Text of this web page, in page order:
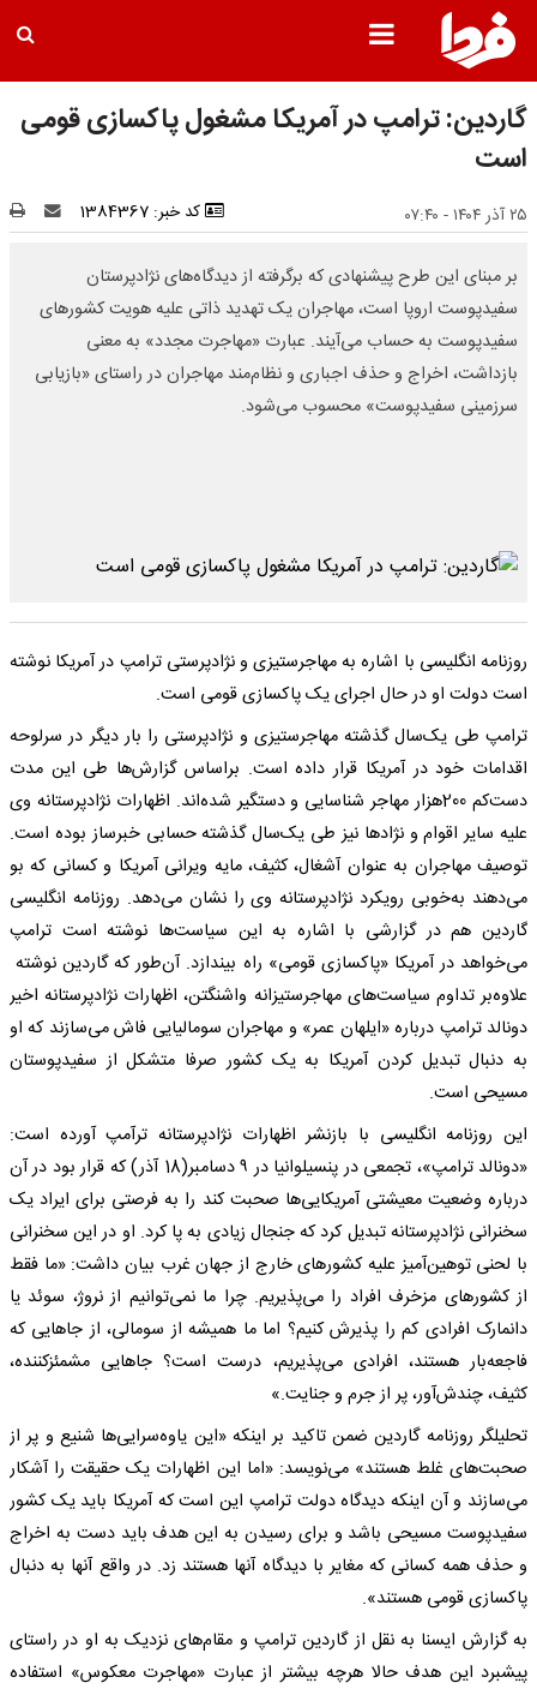
گاردین: ترامپ در آمریکا مشغول پاکسازی قومی
است
۲۵ آذر ۱۴۰۴ - ۰۷:۴۰ کد خبر: 1384367
بر مبنای این طرح پیشنهادی که برگرفته از دیدگاه‌های نژادپرستان
سفیدپوست اروپا است، مهاجران یک تهدید ذاتی علیه هویت کشورهای
سفیدپوست به حساب می‌آیند. عبارت «مهاجرت مجدد» به معنی
بازداشت، اخراج و حذف اجباری و نظام‌مند مهاجران در راستای «بازیابی
سرزمینی سفیدپوست» محسوب می‌شود.
روزنامه انگلیسی با اشاره به مهاجرستیزی و نژادپرستی ترامپ در آمریکا نوشته
است دولت او در حال اجرای یک پاکسازی قومی است.
ترامپ طی یک‌سال گذشته مهاجرستیزی و نژادپرستی را بار دیگر در سرلوحه
اقدامات خود در آمریکا قرار داده است. براساس گزارش‌ها طی این مدت
دست‌کم 200هزار مهاجر شناسایی و دستگیر شده‌اند. اظهارات نژادپرستانه وی
علیه سایر اقوام و نژادها نیز طی یک‌سال گذشته حسابی خبرساز بوده است.
توصیف مهاجران به عنوان آشغال، کثیف، مایه ویرانی آمریکا و کسانی که بو
می‌دهند به‌خوبی رویکرد نژادپرستانه وی را نشان می‌دهد. روزنامه انگلیسی
گاردین هم در گزارشی با اشاره به این سیاست‌ها نوشته است ترامپ
می‌خواهد در آمریکا «پاکسازی قومی» راه بیندازد. آن‌طور که گاردین نوشته
علاوه‌بر تداوم سیاست‌های مهاجرستیزانه واشنگتن، اظهارات نژادپرستانه اخیر
دونالد ترامپ درباره «ایلهان عمر» و مهاجران سومالیایی فاش می‌سازند که او
به دنبال تبدیل کردن آمریکا به یک کشور صرفا متشکل از سفیدپوستان
مسیحی است.
این روزنامه انگلیسی با بازنشر اظهارات نژادپرستانه ترآمپ آورده است:
«دونالد ترامپ»، تجمعی در پنسیلوانیا در ۹ دسامبر(18 آذر) که قرار بود در آن
درباره وضعیت معیشتی آمریکایی‌ها صحبت کند را به فرصتی برای ایراد یک
سخنرانی نژادپرستانه تبدیل کرد که جنجال زیادی به پا کرد. او در این سخنرانی
با لحنی توهین‌آمیز علیه کشورهای خارج از جهان غرب بیان داشت: «ما فقط
از کشورهای مزخرف افراد را می‌پذیریم. چرا ما نمی‌توانیم از نروژ، سوئد یا
دانمارک افرادی کم را پذیرش کنیم؟ اما ما همیشه از سومالی، از جاهایی که
فاجعه‌بار هستند، افرادی می‌پذیریم، درست است؟ جاهایی مشمئز‌کننده،
کثیف، چندش‌آور، پر از جرم و جنایت.»
تحلیلگر روزنامه گاردین ضمن تاکید بر اینکه «این یاوه‌سرایی‌ها شنیع و پر از
صحبت‌های غلط هستند» می‌نویسد: «اما این اظهارات یک حقیقت را آشکار
می‌سازند و آن اینکه دیدگاه دولت ترامپ این است که آمریکا باید یک کشور
سفیدپوست مسیحی باشد و برای رسیدن به این هدف باید دست به اخراج
و حذف همه کسانی که مغایر با دیدگاه آنها هستند زد. در واقع آنها به دنبال
پاکسازی قومی هستند».
به گزارش ایسنا به نقل از گاردین ترامپ و مقام‌های نزدیک به او در راستای
پیشبرد این هدف حالا هرچه بیشتر از عبارت «مهاجرت معکوس» استفاده